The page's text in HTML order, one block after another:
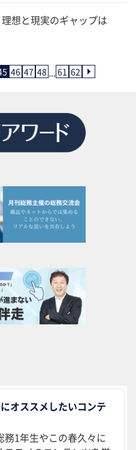
想と現実のギャップは
46 47 48 ...61 62
オススメしたいコンテ
務1年生やこの春久々に